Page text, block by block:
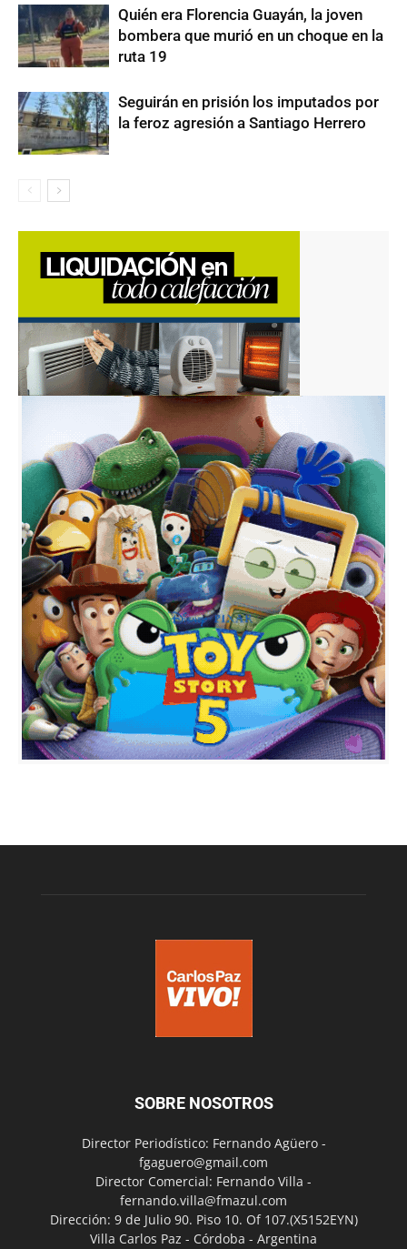
Quién era Florencia Guayán, la joven
bombera que murió en un choque en la
ruta 19
Seguirán en prisión los imputados por
la feroz agresión a Santiago Herrero
SOBRE NOSOTROS
Director Periodístico: Fernando Agüero -
fgaguero@gmail.com
Director Comercial: Fernando Villa -
fernando.villa@fmazul.com
Dirección: 9 de Julio 90. Piso 10. Of 107.(X5152EYN)
Villa Carlos Paz - Córdoba - Argentina